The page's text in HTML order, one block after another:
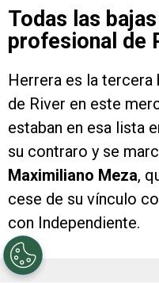
Todas las
profesional de
Herrera es la
de River en este
estaban en esa lista
su contraro y se
Maximiliano Meza,
cese de su vínculo
con Independiente.